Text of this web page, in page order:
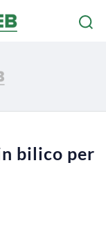
bilico per